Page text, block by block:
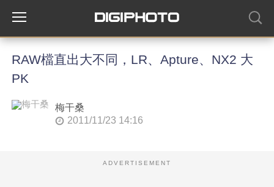
RAW檔直出大不同，LR、Apture、NX2 大
PK
梅干桑
2011/11/23 14:16
ADVERTISEMENT